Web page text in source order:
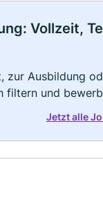
Vollzeit,
zur Ausbildung
filtern und
Jetzt alle